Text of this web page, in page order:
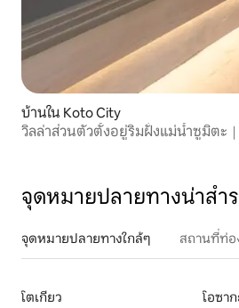
บ้านใน Koto City
วิลล่าส่วนตัวตั้งอยู่ริมฝั่งแม่น้ำซูมิตะ
จุดหมายปลายทางน่าสำ
จุดหมายปลายทางใกล้ๆ สถานที่ท่อ
โตเกียว
โอซา